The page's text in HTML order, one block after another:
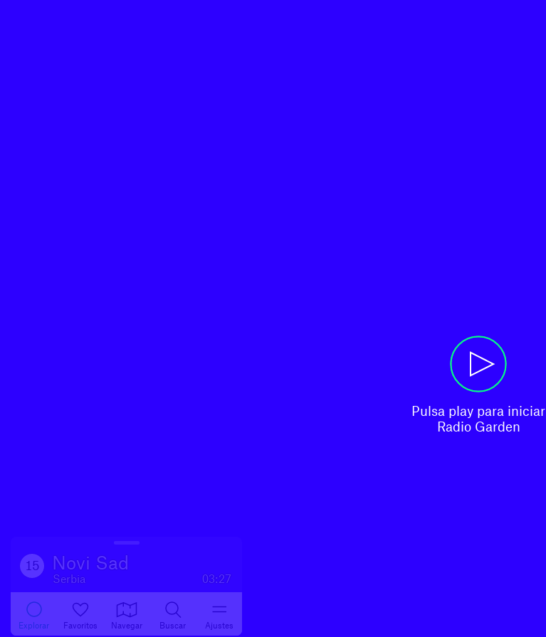
Pulsa play para iniciar
Radio Garden
15 Novi Sad
Serbia 03:27
Explorar Favoritos Navegar Buscar Ajustes